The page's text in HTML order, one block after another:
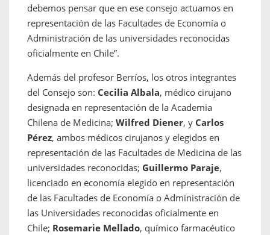
debemos pensar que en ese consejo actuamos en
representación de las Facultades de Economía o
Administración de las universidades reconocidas
oficialmente en Chile”.
Además del profesor Berríos, los otros integrantes
del Consejo son: Cecilia Albala, médico cirujano
designada en representación de la Academia
Chilena de Medicina; Wilfred Diener, y Carlos
Pérez, ambos médicos cirujanos y elegidos en
representación de las Facultades de Medicina de las
universidades reconocidas; Guillermo Paraje,
licenciado en economía elegido en representación
de las Facultades de Economía o Administración de
las Universidades reconocidas oficialmente en
Chile; Rosemarie Mellado, químico farmacéutico